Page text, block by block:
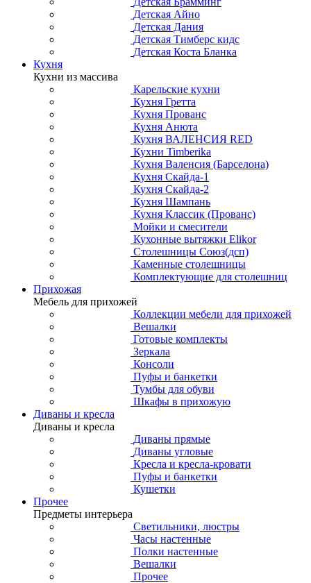
Детская Айно
Детская Дания
Детская Тимберс кидс
Детская Коста Бланка
Кухня
Кухни из массива
Карельские кухни
Кухня Гретта
Кухня Прованс
Кухня Анюта
Кухня ВАЛЕНСИЯ RED
Кухни Timberika
Кухня Валенсия (Барселона)
Кухня Скайда-1
Кухня Скайда-2
Кухня Шампань
Кухня Классик (Прованс)
Мойки и смесители
Кухонные вытяжки Elikor
Столешницы Союз(дсп)
Каменные столешницы
Комплектующие для столешниц
Прихожая
Мебель для прихожей
Коллекции мебели для прихожей
Вешалки
Готовые комплекты
Зеркала
Консоли
Пуфы и банкетки
Тумбы для обуви
Шкафы в прихожую
Диваны и кресла
Диваны и кресла
Диваны прямые
Диваны угловые
Кресла и кресла-кровати
Пуфы и банкетки
Кушетки
Прочее
Предметы интерьера
Светильники, люстры
Часы настенные
Полки настенные
Вешалки
Прочее